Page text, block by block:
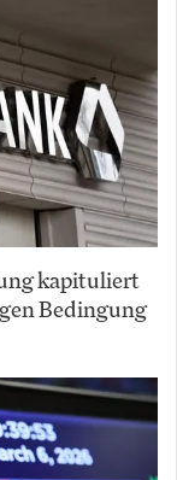
kapituliert
Bedingung